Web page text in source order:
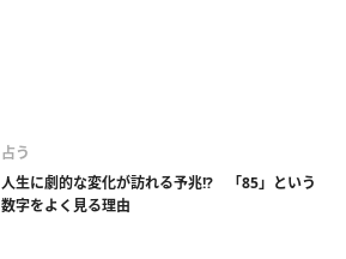
占う
人生に劇的な変化が訪れる予兆!? 「85」という
数字をよく見る理由